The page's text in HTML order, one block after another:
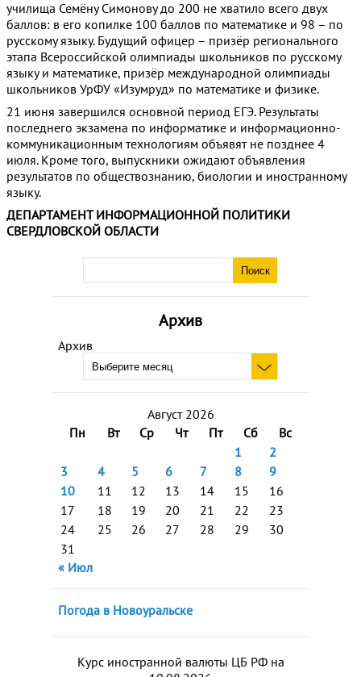
Архив
Архив
Август 2026
Пн
Вт Ср Чт Пт Сб
Вс
1
2
3
4 5 6 7 8
9
10
11 12 13 14 15
16
17
18 19 20 21 22
23
24
25 26 27 28 29
30
31
« Июл
Погода в Новоуральске
Курс иностранной валюты ЦБ РФ на
училища Семёну Симонову до 200 не хватило всего двух
баллов: в его копилке 100 баллов по математике и 98 – по
русскому языку. Будущий офицер – призёр регионального
этапа Всероссийской олимпиады школьников по русскому
языку и математике, призёр международной олимпиады
школьников УрФУ «Изумруд» по математике и физике.
21 июня завершился основной период ЕГЭ. Результаты
последнего экзамена по информатике и информационно-
коммуникационным технологиям объявят не позднее 4
июля. Кроме того, выпускники ожидают объявления
результатов по обществознанию, биологии и иностранному
языку.
ДЕПАРТАМЕНТ ИНФОРМАЦИОННОЙ ПОЛИТИКИ
СВЕРДЛОВСКОЙ ОБЛАСТИ